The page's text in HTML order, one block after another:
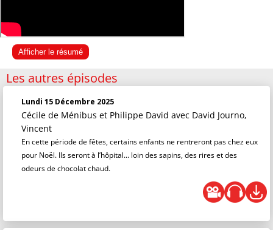
Afficher le résumé
Les autres épisodes
Lundi 15 Décembre 2025
Cécile de Ménibus et Philippe David avec David Journo,
Vincent
En cette période de fêtes, certains enfants ne rentreront pas chez eux
pour Noël. Ils seront à l’hôpital... loin des sapins, des rires et des
odeurs de chocolat chaud.